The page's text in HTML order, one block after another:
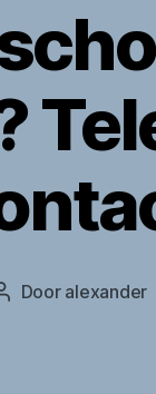
Berichtauteur
Door alexander